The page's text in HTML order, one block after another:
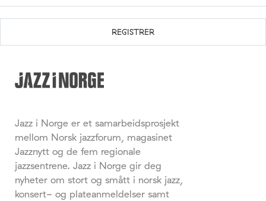
Jazz i Norge er et samarbeidsprosjekt
mellom Norsk jazzforum, magasinet
Jazznytt og de fem regionale
jazzsentrene. Jazz i Norge gir deg
nyheter om stort og smått i norsk jazz,
konsert- og plateanmeldelser samt